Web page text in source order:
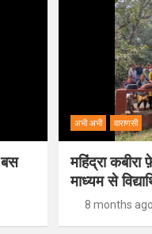
बस
अभी अभी वाराणसी
महिंद्रा
माध्यम से
8 months ago